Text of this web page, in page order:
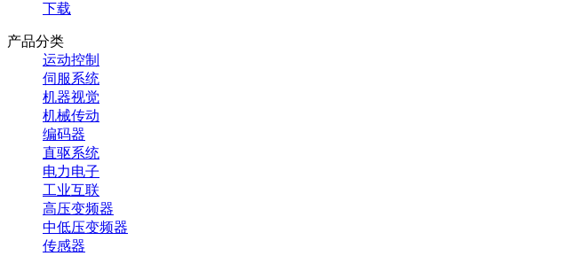
下载
产品分类
运动控制
伺服系统
机器视觉
机械传动
编码器
直驱系统
电力电子
工业互联
高压变频器
中低压变频器
传感器